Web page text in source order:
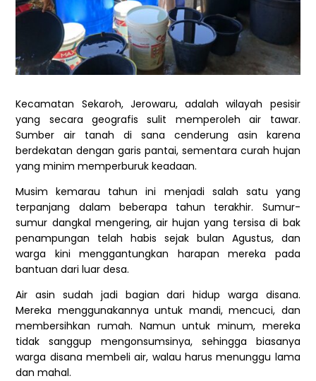
Kecamatan Sekaroh, Jerowaru, adalah wilayah pesisir
yang secara geografis sulit memperoleh air tawar.
Sumber air tanah di sana cenderung asin karena
berdekatan dengan garis pantai, sementara curah hujan
yang minim memperburuk keadaan.
Musim kemarau tahun ini menjadi salah satu yang
terpanjang dalam beberapa tahun terakhir. Sumur-
sumur dangkal mengering, air hujan yang tersisa di bak
penampungan telah habis sejak bulan Agustus, dan
warga kini menggantungkan harapan mereka pada
bantuan dari luar desa.
Air asin sudah jadi bagian dari hidup warga disana.
Mereka menggunakannya untuk mandi, mencuci, dan
membersihkan rumah. Namun untuk minum, mereka
tidak sanggup mengonsumsinya, sehingga biasanya
warga disana membeli air, walau harus menunggu lama
dan mahal.